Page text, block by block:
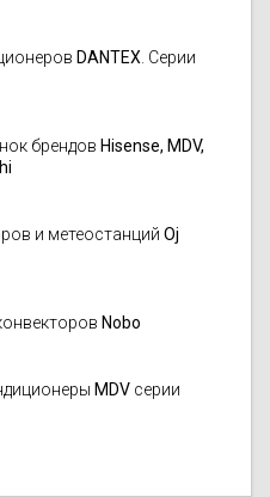
DANTEX . Серии
брендов Hisense, MDV,
и метеостанций Oj
Nobo
MDV серии